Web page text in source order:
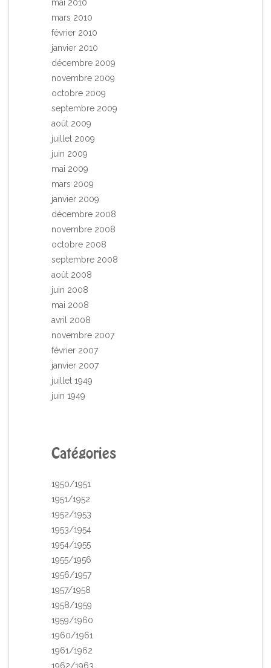
mai 2010
mars 2010
février 2010
janvier 2010
décembre 2009
novembre 2009
octobre 2009
septembre 2009
août 2009
juillet 2009
juin 2009
mai 2009
mars 2009
janvier 2009
décembre 2008
novembre 2008
octobre 2008
septembre 2008
août 2008
juin 2008
mai 2008
avril 2008
novembre 2007
février 2007
janvier 2007
juillet 1949
juin 1949
Catégories
1950/1951
1951/1952
1952/1953
1953/1954
1954/1955
1955/1956
1956/1957
1957/1958
1958/1959
1959/1960
1960/1961
1961/1962
1962/1963